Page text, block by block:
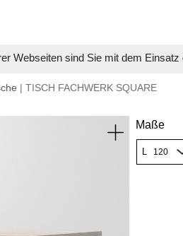
Webseiten sind Sie mit dem
| TISCH FACHWERK SQUARE
Maße
L